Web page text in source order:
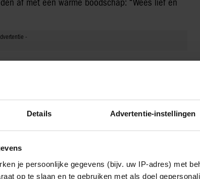
Details Advertentie-instellingen
je persoonlijke gegevens (bijv. uw IP-adres) met
op te slaan en te gebruiken met als doel
af met een warme boodschap: “Wees lief en